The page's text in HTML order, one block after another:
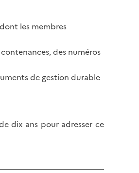
les membres
des numéros
de gestion durable
dix ans pour adresser ce